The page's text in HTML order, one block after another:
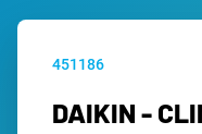
451186
DAIKIN -